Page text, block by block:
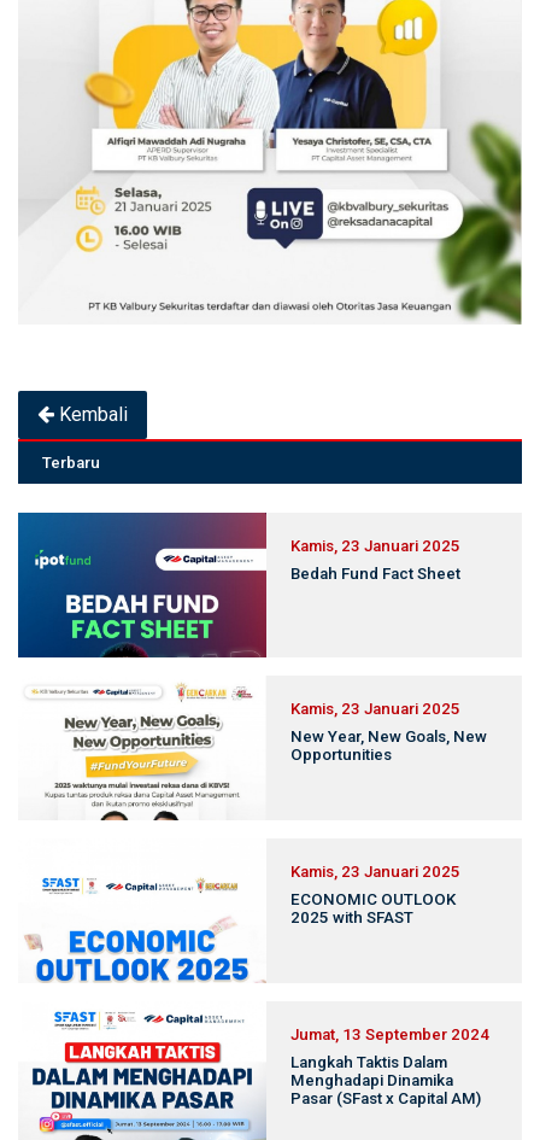
Kembali
Terbaru
Kamis, 23 Januari 2025
Bedah Fund Fact Sheet
Kamis, 23 Januari 2025
New Year, New Goals, New
Opportunities
Kamis, 23 Januari 2025
ECONOMIC OUTLOOK
2025 with SFAST
Jumat, 13 September 2024
Langkah Taktis Dalam
Menghadapi Dinamika
Pasar (SFast x Capital AM)